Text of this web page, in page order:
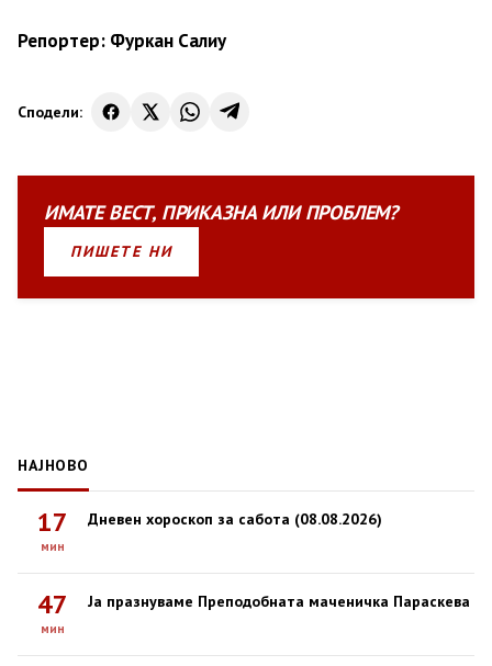
Репортер: Фуркан Салиу
Сподели:
ИМАТЕВЕСТ, ПРИКАЗНАИЛИПРОБЛЕМ?
ПИШЕТЕ НИ
НАЈНОВО
17
мин
Дневен хороскоп за сабота (08.08.2026)
47
мин
Ја празнуваме Преподобната маченичка Параскева